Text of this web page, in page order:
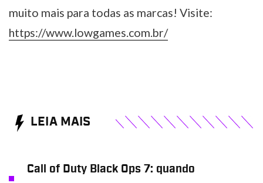
muito mais para todas as marcas! Visite:
https://www.lowgames.com.br/
LEIA MAIS
Call of Duty Black Ops 7: quando